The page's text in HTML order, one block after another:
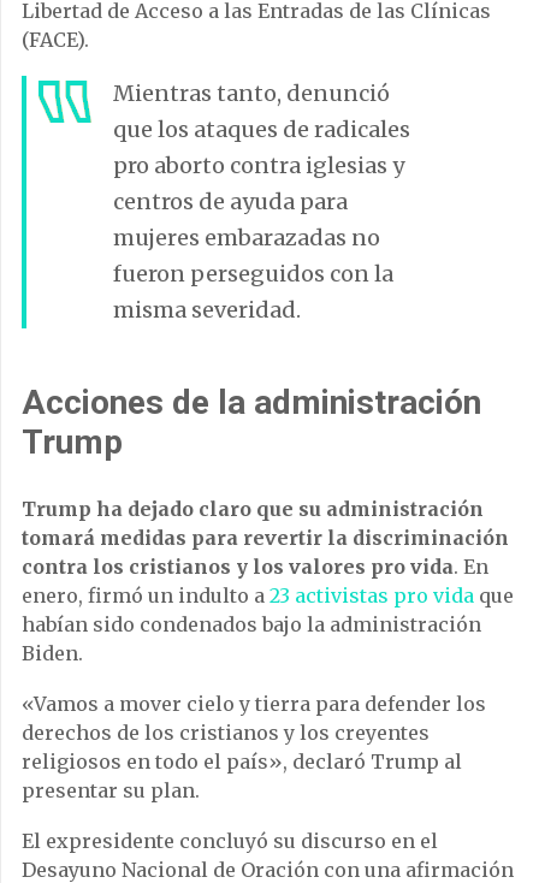
Libertad de Acceso a las Entradas de las Clínicas
(FACE).
Mientras tanto, denunció
que los ataques de radicales
pro aborto contra iglesias y
centros de ayuda para
mujeres embarazadas no
fueron perseguidos con la
misma severidad.
Acciones de la administración
Trump
Trump ha dejado claro que su administración
tomará medidas para revertir la discriminación
contra los cristianos y los valores pro vida. En
enero, firmó un indulto a 23 activistas pro vida que
habían sido condenados bajo la administración
Biden.
«Vamos a mover cielo y tierra para defender los
derechos de los cristianos y los creyentes
religiosos en todo el país», declaró Trump al
presentar su plan.
El expresidente concluyó su discurso en el
Desayuno Nacional de Oración con una afirmación